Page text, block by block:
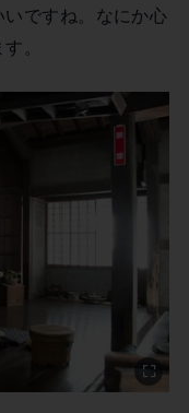
ですね。なにか心
。